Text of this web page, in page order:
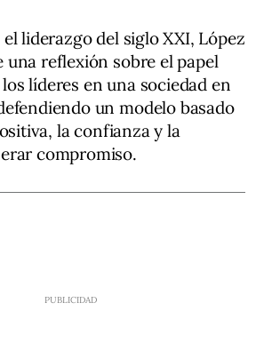
liderazgo del siglo XXI, López
reflexión sobre el papel
líderes en una sociedad en
un modelo basado
la confianza y la
compromiso.